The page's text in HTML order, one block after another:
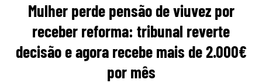
Mulher perde pensão de viuvez por
receber reforma: tribunal reverte
decisão e agora recebe mais de 2.000€
por mês